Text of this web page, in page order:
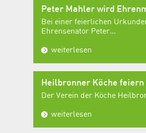
Peter Mahler wird
Bei einer feierlichen
Ehrensenator Peter...
weiterlesen
Heilbronner Köche
Der Verein der Köche
weiterlesen